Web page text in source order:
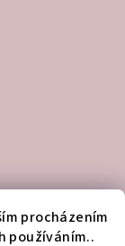
procházením
používáním..